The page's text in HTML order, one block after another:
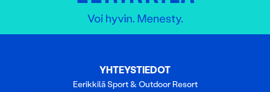
YHTEYSTIEDOT
Eerikkilä Sport & Outdoor Resort